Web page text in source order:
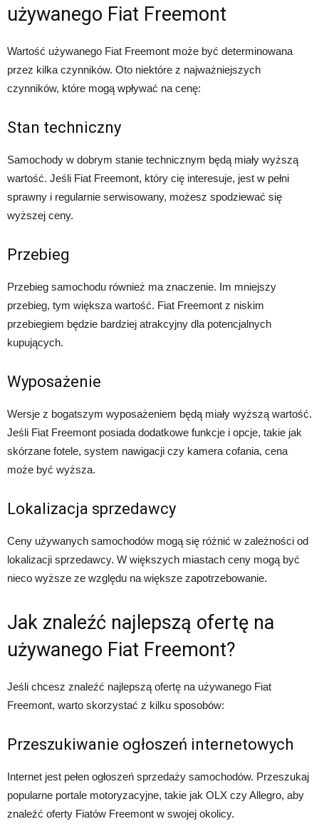
używanego Fiat Freemont
Wartość używanego Fiat Freemont może być determinowana
przez kilka czynników. Oto niektóre z najważniejszych
czynników, które mogą wpływać na cenę:
Stan techniczny
Samochody w dobrym stanie technicznym będą miały wyższą
wartość. Jeśli Fiat Freemont, który cię interesuje, jest w pełni
sprawny i regularnie serwisowany, możesz spodziewać się
wyższej ceny.
Przebieg
Przebieg samochodu również ma znaczenie. Im mniejszy
przebieg, tym większa wartość. Fiat Freemont z niskim
przebiegiem będzie bardziej atrakcyjny dla potencjalnych
kupujących.
Wyposażenie
Wersje z bogatszym wyposażeniem będą miały wyższą wartość.
Jeśli Fiat Freemont posiada dodatkowe funkcje i opcje, takie jak
skórzane fotele, system nawigacji czy kamera cofania, cena
może być wyższa.
Lokalizacja sprzedawcy
Ceny używanych samochodów mogą się różnić w zależności od
lokalizacji sprzedawcy. W większych miastach ceny mogą być
nieco wyższe ze względu na większe zapotrzebowanie.
Jak znaleźć najlepszą ofertę na
używanego Fiat Freemont?
Jeśli chcesz znaleźć najlepszą ofertę na używanego Fiat
Freemont, warto skorzystać z kilku sposobów:
Przeszukiwanie ogłoszeń internetowych
Internet jest pełen ogłoszeń sprzedaży samochodów. Przeszukaj
popularne portale motoryzacyjne, takie jak OLX czy Allegro, aby
znaleźć oferty Fiatów Freemont w swojej okolicy.